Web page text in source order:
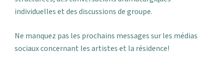
individuelles et des discussions de groupe.
Ne manquez pas les prochains messages sur les médias
sociaux concernant les artistes et la résidence!